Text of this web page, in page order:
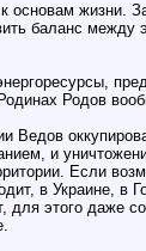
основам жизни.
баланс
Родов
Ведов
и
Если
в Украине, в
для этого даже